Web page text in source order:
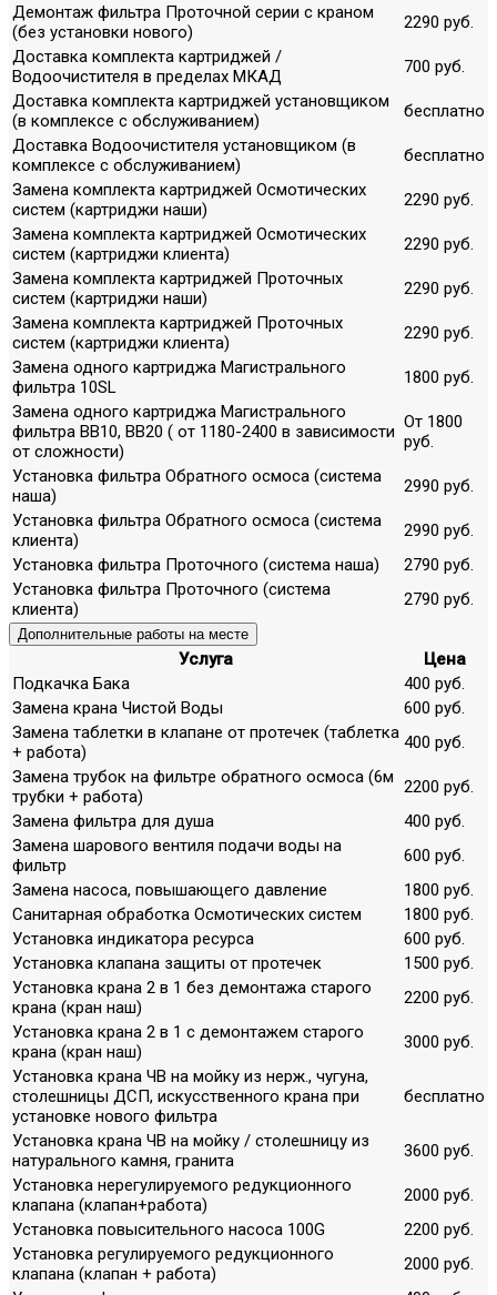
Демонтаж фильтра Проточной серии с краном
(без установки нового)
2290 руб.
Доставка комплекта картриджей /
Водоочистителя в пределах МКАД
700 руб.
Доставка комплекта картриджей установщиком
(в комплексе с обслуживанием)
бесплатно
Доставка Водоочистителя установщиком (в
комплексе с обслуживанием)
бесплатно
Замена комплекта картриджей Осмотических
систем (картриджи наши)
2290 руб.
Замена комплекта картриджей Осмотических
систем (картриджи клиента)
2290 руб.
Замена комплекта картриджей Проточных
систем (картриджи наши)
2290 руб.
Замена комплекта картриджей Проточных
систем (картриджи клиента)
2290 руб.
Замена одного картриджа Магистрального
фильтра 10SL
1800 руб.
Замена одного картриджа Магистрального
фильтра ВВ10, ВВ20 ( от 1180-2400 в зависимости
от сложности)
От 1800
руб.
Установка фильтра Обратного осмоса (система
наша)
2990 руб.
Установка фильтра Обратного осмоса (система
клиента)
2990 руб.
Установка фильтра Проточного (система наша)
2790 руб.
Установка фильтра Проточного (система
клиента)
2790 руб.
Дополнительные работы на месте
Услуга
Цена
Подкачка Бака
400 руб.
Замена крана Чистой Воды
600 руб.
Замена таблетки в клапане от протечек (таблетка
+ работа)
400 руб.
Замена трубок на фильтре обратного осмоса (6м
трубки + работа)
2200 руб.
Замена фильтра для душа
400 руб.
Замена шарового вентиля подачи воды на
фильтр
600 руб.
Замена насоса, повышающего давление
1800 руб.
Санитарная обработка Осмотических систем
1800 руб.
Установка индикатора ресурса
600 руб.
Установка клапана защиты от протечек
1500 руб.
Установка крана 2 в 1 без демонтажа старого
крана (кран наш)
2200 руб.
Установка крана 2 в 1 с демонтажем старого
крана (кран наш)
3000 руб.
Установка крана ЧВ на мойку из нерж., чугуна,
столешницы ДСП, искусственного крана при
установке нового фильтра
бесплатно
Установка крана ЧВ на мойку / столешницу из
натурального камня, гранита
3600 руб.
Установка нерегулируемого редукционного
клапана (клапан+работа)
2000 руб.
Установка повысительного насоса 100G
2200 руб.
Установка регулируемого редукционного
клапана (клапан + работа)
2000 руб.